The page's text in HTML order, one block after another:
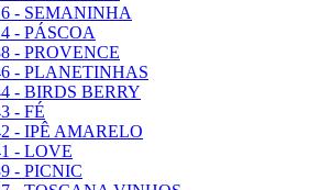
- SEMANINHA
- PÁSCOA
- PROVENCE
- PLANETINHAS
- BIRDS BERRY
- FÉ
- IPÊ AMARELO
- LOVE
- PICNIC